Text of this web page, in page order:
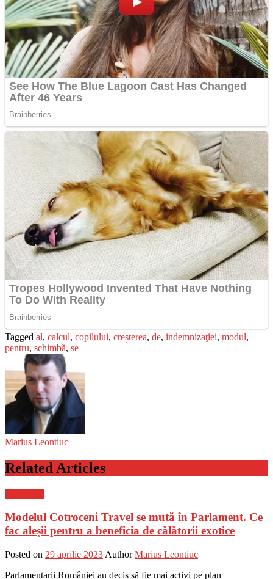
Tagged al, calcul, copilului, creșterea, de, indemnizaţiei, modul,
pentru, schimbă, se
Marius Leontiuc
Related Articles
Modelul Cotroceni Travel se mută în Parlament. Ce
fac aleșii pentru a beneficia de călătorii exotice
Posted on 29 aprilie 2023 Author Marius Leontiuc
Parlamentarii României au decis să fie mai activi pe plan